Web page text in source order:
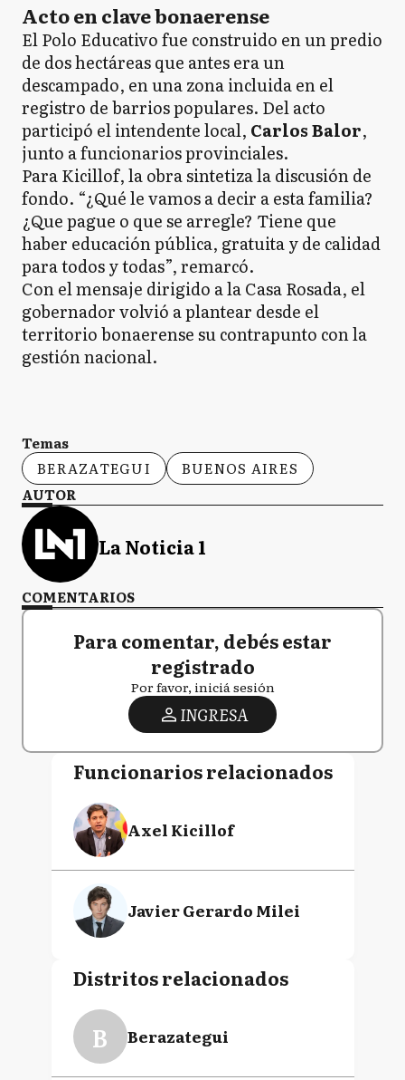
Acto en clave bonaerense
El Polo Educativo fue construido en un predio
de dos hectáreas que antes era un
descampado, en una zona incluida en el
registro de barrios populares. Del acto
participó el intendente local, Carlos Balor,
junto a funcionarios provinciales.
Para Kicillof, la obra sintetiza la discusión de
fondo. “¿Qué le vamos a decir a esta familia?
¿Que pague o que se arregle? Tiene que
haber educación pública, gratuita y de calidad
para todos y todas”, remarcó.
Con el mensaje dirigido a la Casa Rosada, el
gobernador volvió a plantear desde el
territorio bonaerense su contrapunto con la
gestión nacional.
Temas
BERAZATEGUI
BUENOS AIRES
AUTOR
La Noticia 1
COMENTARIOS
Para comentar, debés estar
registrado
Por favor, iniciá sesión
INGRESA
Funcionarios relacionados
Axel Kicillof
Javier Gerardo Milei
Distritos relacionados
B Berazategui